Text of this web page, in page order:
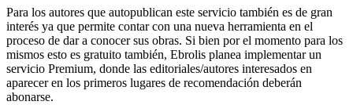
Para los autores que autopublican este servicio también es de gran
interés ya que permite contar con una nueva herramienta en el
proceso de dar a conocer sus obras. Si bien por el momento para los
mismos esto es gratuito también, Ebrolis planea implementar un
servicio Premium, donde las editoriales/autores interesados en
aparecer en los primeros lugares de recomendación deberán
abonarse.